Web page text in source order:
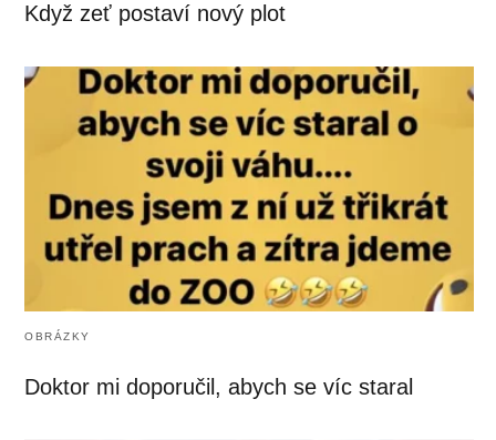
Když zeť postaví nový plot
OBRÁZKY
Doktor mi doporučil, abych se víc staral